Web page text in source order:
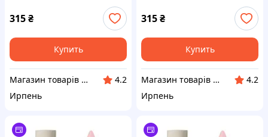
315₴
Купить
Магазин товарів для манікюру “Nigtyky”
4.2
Ирпень
315₴
Купить
Магазин товарів для манікюру “Nigtyky”
4.2
Ирпень